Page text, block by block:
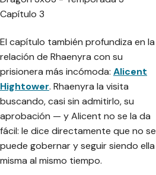
El capítulo también profundiza en la
relación de Rhaenyra con su
prisionera más incómoda: Alicent
Hightower. Rhaenyra la visita
buscando, casi sin admitirlo, su
aprobación — y Alicent no se la da
fácil: le dice directamente que no se
puede gobernar y seguir siendo ella
misma al mismo tiempo.